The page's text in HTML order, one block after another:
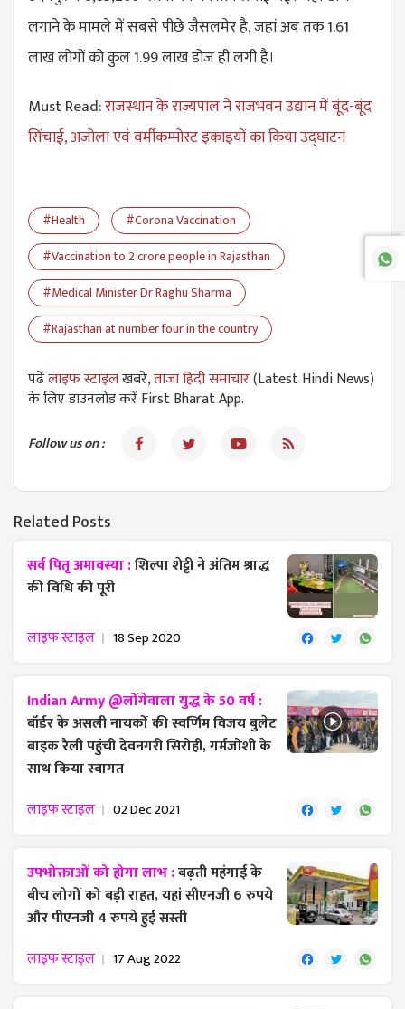
लगाने के मामले में सबसे पीछे जैसलमेर है, जहां अब तक 1.61
लाख लोगों को कुल 1.99 लाख डोज ही लगी है।
Must Read:राजस्थान के राज्यपाल ने राजभवन उद्यान में बूंद-बूंद
सिंचाई, अजोला एवं वर्मीकम्पोस्ट इकाइयों का किया उद्घाटन
#Health
#Corona Vaccination
#Vaccination to 2 crore people in Rajasthan
#Medical Minister Dr Raghu Sharma
#Rajasthan at number four in the country
पढेंलाइफ स्टाइलखबरें,ताजा हिंदी समाचार(Latest Hindi News)
के लिए डाउनलोड करें First Bharat App.
Follow us on :
Related Posts
सर्व पितृ अमावस्या :शिल्पा शेट्टी ने अंतिम श्राद्ध
की विधि की पूरी
लाइफ स्टाइल 18 Sep 2020
Indian Army @लोंगेवाला युद्ध के 50 वर्ष :
बॉर्डर के असली नायकों की स्वर्णिम विजय बुलेट
बाइक रैली पहुंची देवनगरी सिरोही, गर्मजोशी के
साथ किया स्वागत
लाइफ स्टाइल 02 Dec 2021
उपभोक्ताओं को होगा लाभ :बढ़ती महंगाई के
बीच लोगों को बड़ी राहत, यहां सीएनजी 6 रुपये
और पीएनजी 4 रुपये हुई सस्ती
लाइफ स्टाइल 17 Aug 2022